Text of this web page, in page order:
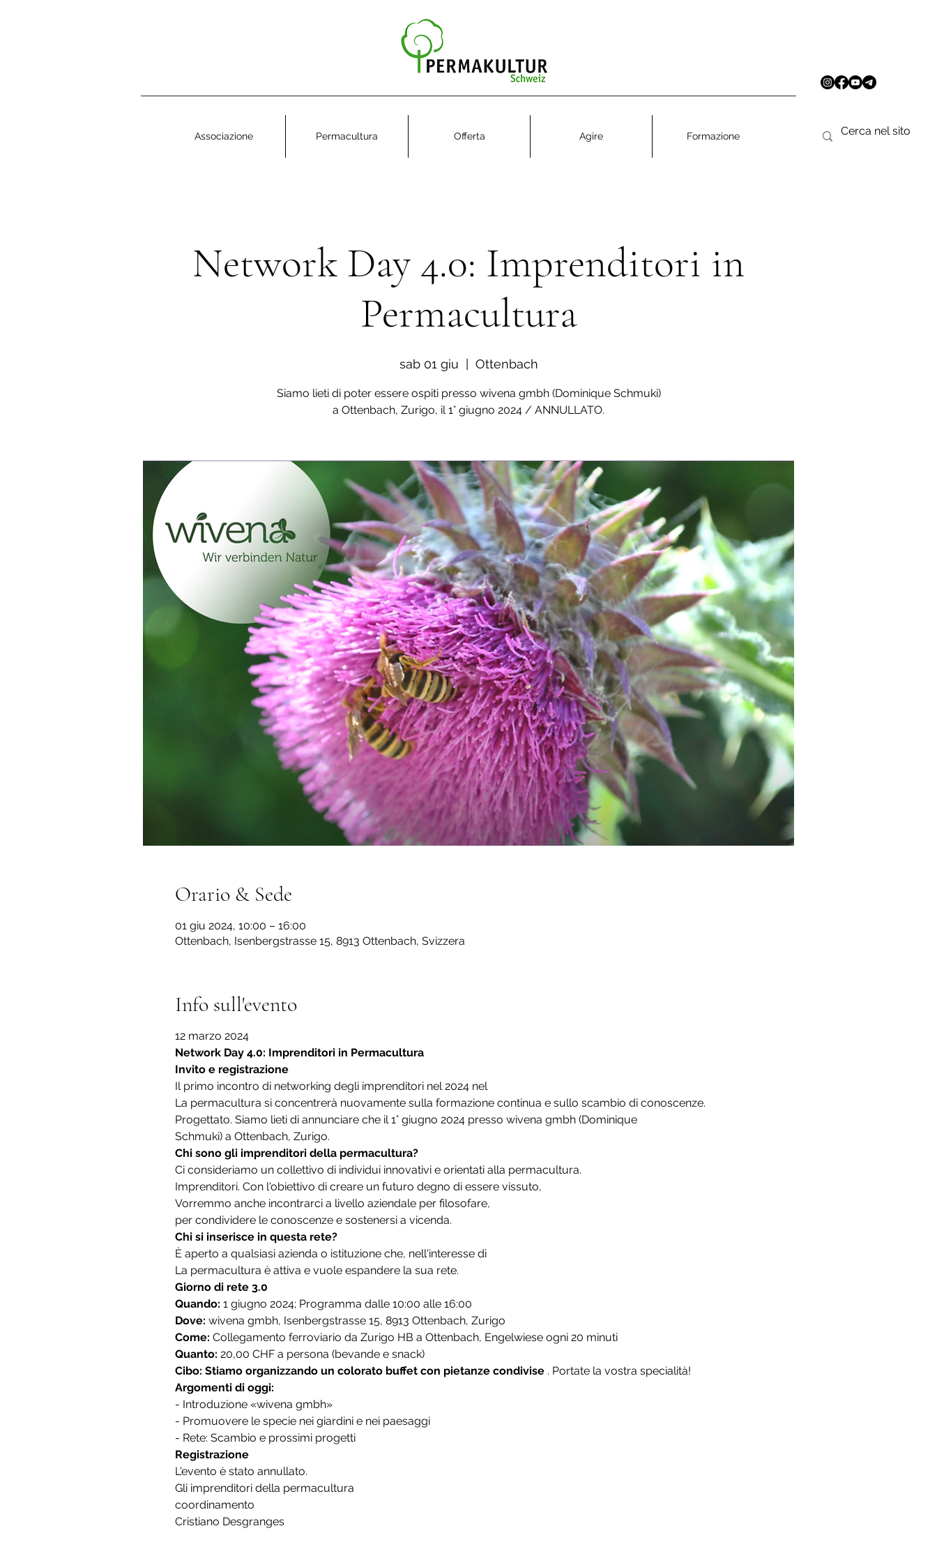
Associazione Permacultura Offerta Agire Formazione
Network Day 4.0: Imprenditori in
Permacultura
sab 01 giu Ottenbach
Siamo lieti di poter essere ospiti presso wivena gmbh (Dominique Schmuki)
a Ottenbach, Zurigo, il 1° giugno 2024 / ANNULLATO.
Orario & Sede
01 giu 2024, 10:00 – 16:00
Ottenbach, Isenbergstrasse 15, 8913 Ottenbach, Svizzera
Info sull'evento
12 marzo 2024
Network Day 4.0: Imprenditori in Permacultura
Invito e registrazione
Il primo incontro di networking degli imprenditori nel 2024 nel
La permacultura si concentrerà nuovamente sulla formazione continua e sullo scambio di conoscenze.
Progettato. Siamo lieti di annunciare che il 1° giugno 2024 presso wivena gmbh (Dominique
Schmuki) a Ottenbach, Zurigo.
Chi sono gli imprenditori della permacultura?
Ci consideriamo un collettivo di individui innovativi e orientati alla permacultura.
Imprenditori. Con l'obiettivo di creare un futuro degno di essere vissuto,
Vorremmo anche incontrarci a livello aziendale per filosofare,
per condividere le conoscenze e sostenersi a vicenda.
Chi si inserisce in questa rete?
È aperto a qualsiasi azienda o istituzione che, nell'interesse di
La permacultura è attiva e vuole espandere la sua rete.
Giorno di rete 3.0
Quando: 1 giugno 2024; Programma dalle 10:00 alle 16:00
Dove: wivena gmbh, Isenbergstrasse 15, 8913 Ottenbach, Zurigo
Come: Collegamento ferroviario da Zurigo HB a Ottenbach, Engelwiese ogni 20 minuti
Quanto: 20,00 CHF a persona (bevande e snack)
Cibo: Stiamo organizzando un colorato buffet con pietanze condivise. Portate la vostra specialità!
Argomenti di oggi:
- Introduzione «wivena gmbh»
- Promuovere le specie nei giardini e nei paesaggi
- Rete: Scambio e prossimi progetti
Registrazione
L'evento è stato annullato.
Gli imprenditori della permacultura
coordinamento
Cristiano Desgranges